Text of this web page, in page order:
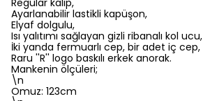
Regular kalıp,
Ayarlanabilir lastikli kapüşon,
Elyaf dolgulu,
Isı yalıtımı sağlayan gizli ribanalı kol ucu,
İki yanda fermuarlı cep, bir adet iç cep,
Raru ''R'' logo baskılı erkek anorak.
Mankenin ölçüleri;
\n
Omuz: 123cm